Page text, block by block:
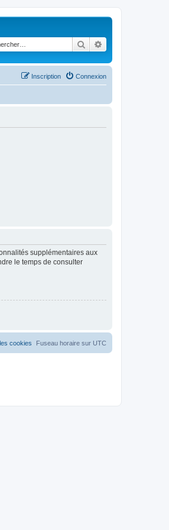
Rechercher
Connexion
Inscription
supplémentaires aux
le temps de consulter
Fuseau horaire sur UTC
cookies